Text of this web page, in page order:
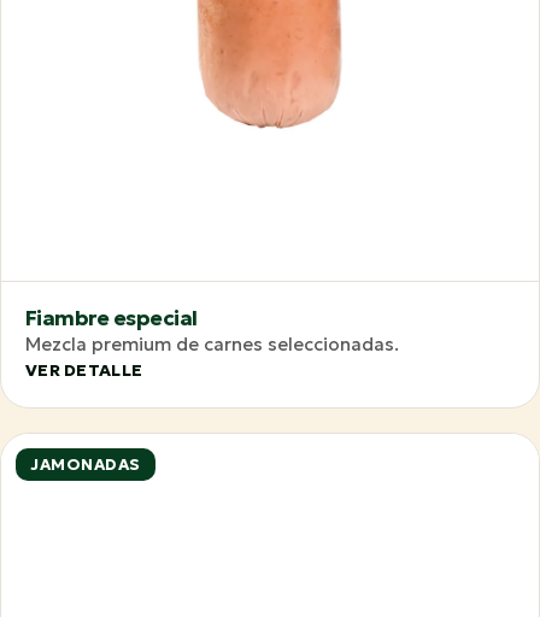
Fiambre especial
Mezcla premium de carnes seleccionadas.
VER DETALLE
JAMONADAS